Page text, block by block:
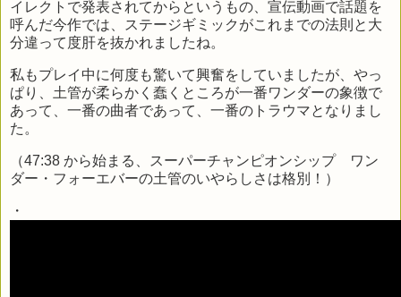
イレクトで発表されてからというもの、宣伝動画で話題を
呼んだ今作では、ステージギミックがこれまでの法則と大
分違って度肝を抜かれましたね。
私もプレイ中に何度も驚いて興奮をしていましたが、やっ
ぱり、土管が柔らかく蠢くところが一番ワンダーの象徴で
あって、一番の曲者であって、一番のトラウマとなりまし
た。
（47:38 から始まる、スーパーチャンピオンシップ ワン
ダー・フォーエバーの土管のいやらしさは格別！）
・